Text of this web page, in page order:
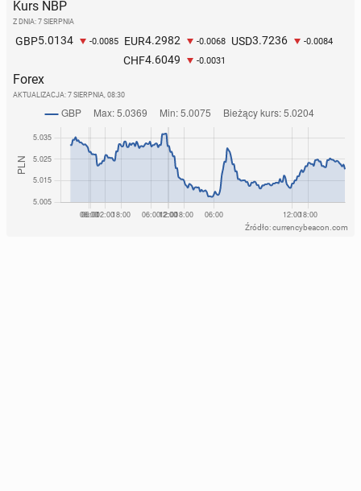
Kurs NBP
Z DNIA: 7 SIERPNIA
GBP5.0134 -0.0085 EUR4.2982 -0.0068 USD3.7236 -0.0084
CHF4.6049 -0.0031
Forex
AKTUALIZACJA: 7 SIERPNIA, 08:30
Źródło: currencybeacon.com